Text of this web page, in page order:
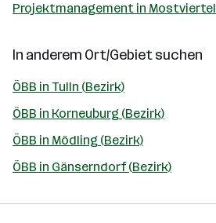
Projektmanagement in Mostviertel
In anderem Ort/Gebiet suchen
ÖBB in Tulln (Bezirk)
ÖBB in Korneuburg (Bezirk)
ÖBB in Mödling (Bezirk)
ÖBB in Gänserndorf (Bezirk)